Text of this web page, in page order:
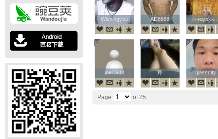
Wishingyou
Wishingyou AD8888
AD8888 roybkk
roybkk
joel1933
joel1933 芹
芹 glasscity
glasscity
Page of 25